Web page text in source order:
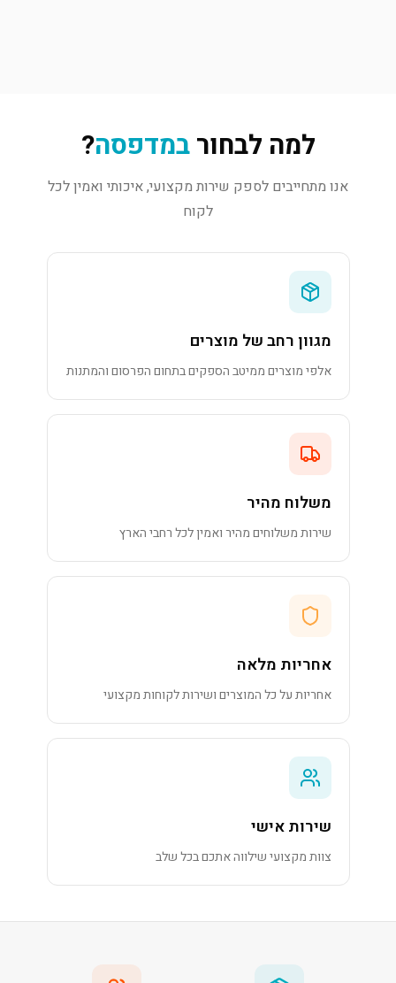
למה לבחורבמדפסה?
אנו מתחייבים לספק שירות מקצועי, איכותי ואמין לכל
לקוח
מגוון רחב של מוצרים
אלפי מוצרים ממיטב הספקים בתחום הפרסום והמתנות
משלוח מהיר
שירות משלוחים מהיר ואמין לכל רחבי הארץ
אחריות מלאה
אחריות על כל המוצרים ושירות לקוחות מקצועי
שירות אישי
צוות מקצועי שילווה אתכם בכל שלב